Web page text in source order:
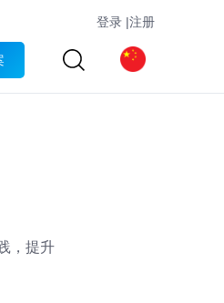
登录 |注册
，提升